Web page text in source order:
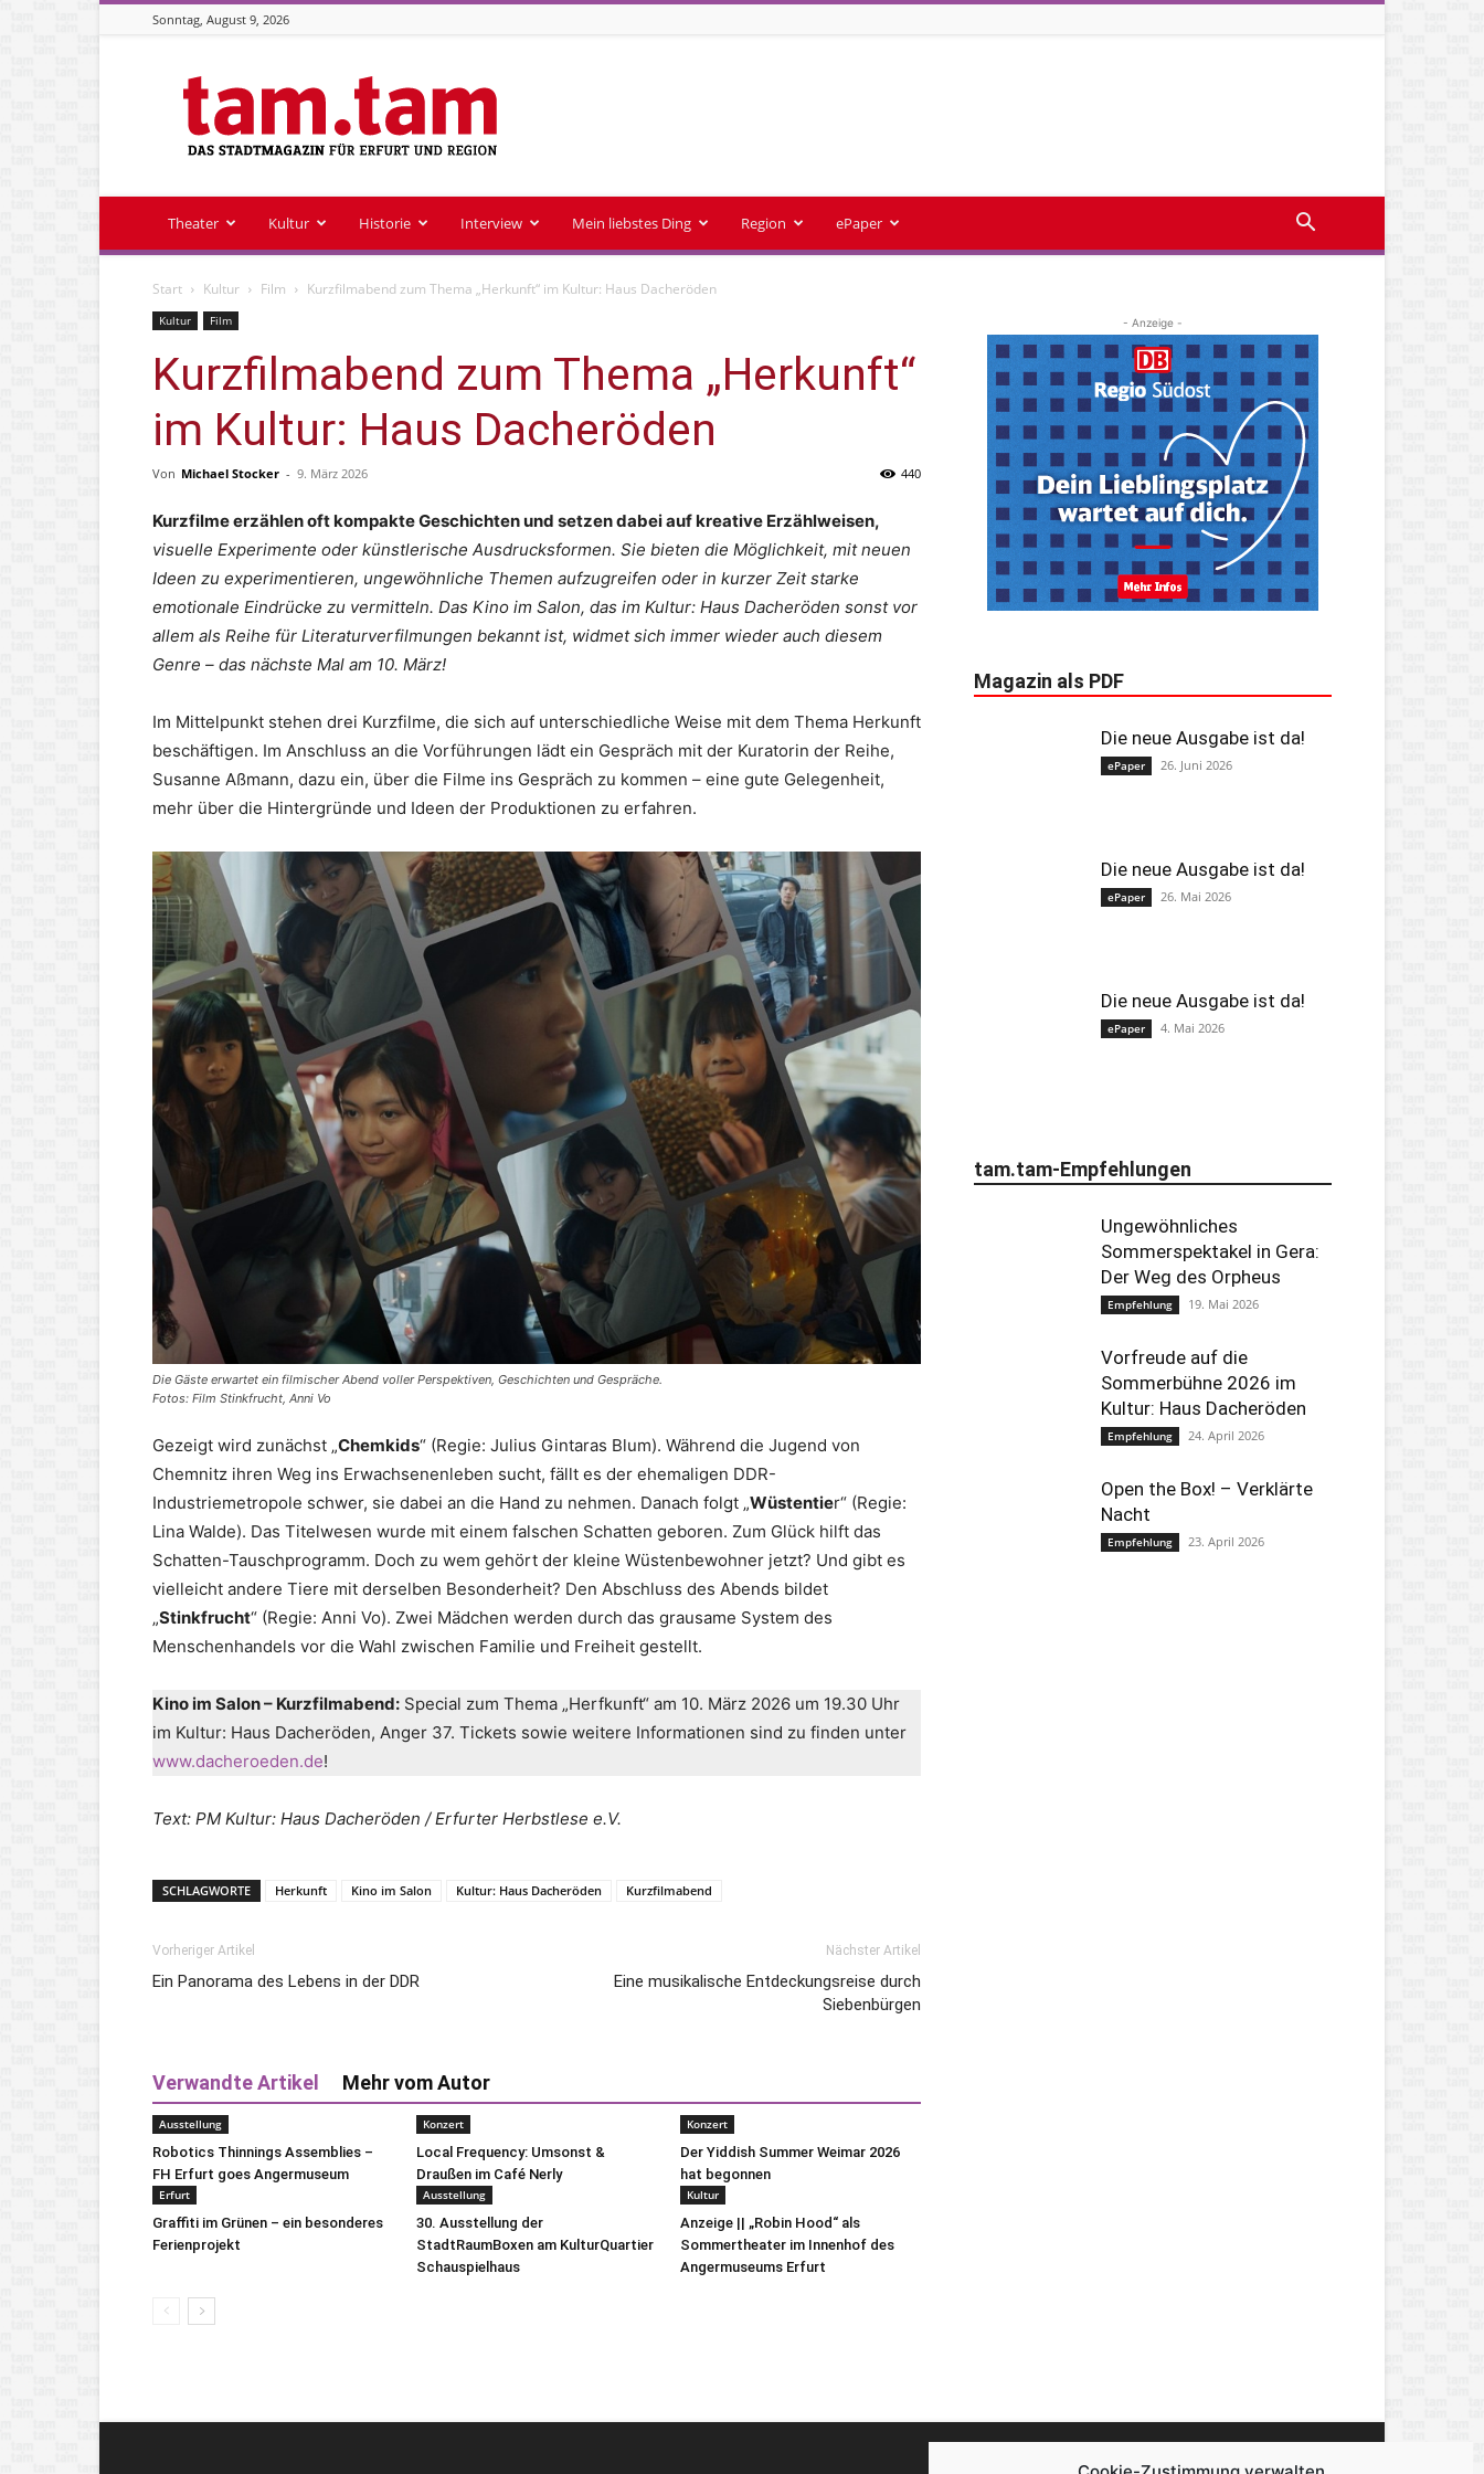
Sonntag, August 9, 2026
Stadtmagazin
tam.tam
Theater Kultur Historie Interview Mein liebstes Ding Region ePaper
Start Kultur Film Kurzfilmabend zum Thema „Herkunft“ im Kultur: Haus Dacheröden
Kultur Film
Kurzfilmabend zum Thema „Herkunft“
im Kultur: Haus Dacheröden
Von Michael Stocker - 9. März 2026 440
Kurzfilme erzählen oft kompakte Geschichten und setzen dabei auf kreative Erzählweisen,
visuelle Experimente oder künstlerische Ausdrucksformen. Sie bieten die Möglichkeit, mit neuen
Ideen zu experimentieren, ungewöhnliche Themen aufzugreifen oder in kurzer Zeit starke
emotionale Eindrücke zu vermitteln. Das Kino im Salon, das im Kultur: Haus Dacheröden sonst vor
allem als Reihe für Literaturverfilmungen bekannt ist, widmet sich immer wieder auch diesem
Genre – das nächste Mal am 10. März!
Im Mittelpunkt stehen drei Kurzfilme, die sich auf unterschiedliche Weise mit dem Thema Herkunft
beschäftigen. Im Anschluss an die Vorführungen lädt ein Gespräch mit der Kuratorin der Reihe,
Susanne Aßmann, dazu ein, über die Filme ins Gespräch zu kommen – eine gute Gelegenheit,
mehr über die Hintergründe und Ideen der Produktionen zu erfahren.
Die Gäste erwartet ein filmischer Abend voller Perspektiven, Geschichten und Gespräche.
Fotos: Film Stinkfrucht, Anni Vo
Gezeigt wird zunächst „Chemkids“ (Regie: Julius Gintaras Blum). Während die Jugend von
Chemnitz ihren Weg ins Erwachsenenleben sucht, fällt es der ehemaligen DDR-
Industriemetropole schwer, sie dabei an die Hand zu nehmen. Danach folgt „Wüstentier“ (Regie:
Lina Walde). Das Titelwesen wurde mit einem falschen Schatten geboren. Zum Glück hilft das
Schatten-Tauschprogramm. Doch zu wem gehört der kleine Wüstenbewohner jetzt? Und gibt es
vielleicht andere Tiere mit derselben Besonderheit? Den Abschluss des Abends bildet
„Stinkfrucht“ (Regie: Anni Vo). Zwei Mädchen werden durch das grausame System des
Menschenhandels vor die Wahl zwischen Familie und Freiheit gestellt.
Kino im Salon – Kurzfilmabend: Special zum Thema „Herfkunft“ am 10. März 2026 um 19.30 Uhr
im Kultur: Haus Dacheröden, Anger 37. Tickets sowie weitere Informationen sind zu finden unter
www.dacheroeden.de!
Text: PM Kultur: Haus Dacheröden / Erfurter Herbstlese e.V.
SCHLAGWORTE Herkunft Kino im Salon Kultur: Haus Dacheröden Kurzfilmabend
Vorheriger Artikel
Ein Panorama des Lebens in der DDR
Nächster Artikel
Eine musikalische Entdeckungsreise durch
Siebenbürgen
Verwandte Artikel Mehr vom Autor
Ausstellung
Robotics Thinnings Assemblies –
FH Erfurt goes Angermuseum
Konzert
Local Frequency: Umsonst &
Draußen im Café Nerly
Konzert
Der Yiddish Summer Weimar 2026
hat begonnen
Erfurt
Graffiti im Grünen – ein besonderes
Ferienprojekt
Ausstellung
30. Ausstellung der
StadtRaumBoxen am KulturQuartier
Schauspielhaus
Kultur
Anzeige || „Robin Hood“ als
Sommertheater im Innenhof des
Angermuseums Erfurt
- Anzeige -
Magazin als PDF
Die neue Ausgabe ist da!
ePaper 26. Juni 2026
Die neue Ausgabe ist da!
ePaper 26. Mai 2026
Die neue Ausgabe ist da!
ePaper 4. Mai 2026
tam.tam-Empfehlungen
Ungewöhnliches
Sommerspektakel in Gera:
Der Weg des Orpheus
Empfehlung 19. Mai 2026
Vorfreude auf die
Sommerbühne 2026 im
Kultur: Haus Dacheröden
Empfehlung 24. April 2026
Open the Box! – Verklärte
Nacht
Empfehlung 23. April 2026